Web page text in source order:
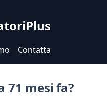
Contatta
71 mesi fa?